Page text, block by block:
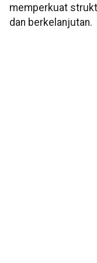
memperkuat
dan berkelanjutan.